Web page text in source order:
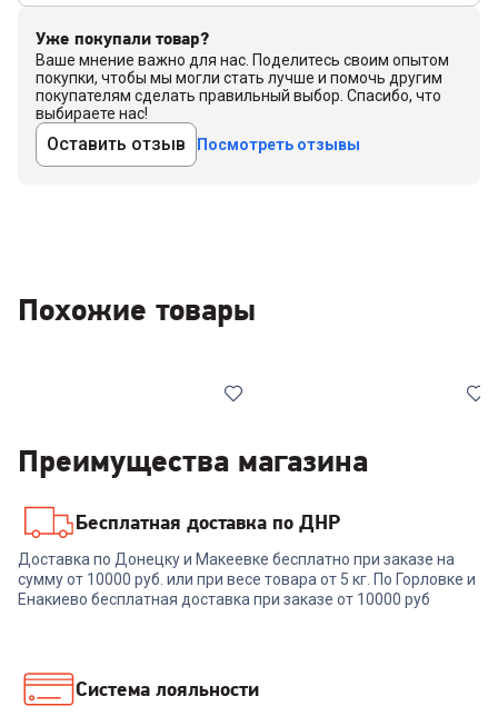
Уже покупали товар?
Ваше мнение важно для нас. Поделитесь своим опытом
покупки, чтобы мы могли стать лучше и помочь другим
покупателям сделать правильный выбор. Спасибо, что
выбираете нас!
Оставить отзыв Посмотреть отзывы
Похожие товары
Смартфон XIAOMI Redmi Note
15 Pro 12/256GB Black
27 999₽
00-00014488
Смартфон XIAOMI Redmi Note
15 Pro 5G 8/256GB Black
Преимущества магазина
Бесплатная доставка по ДНР
Доставка по Донецку и Макеевке бесплатно при заказе на
сумму от 10000 руб. или при весе товара от 5 кг. По Горловке и
Енакиево бесплатная доставка при заказе от 10000 руб
Система лояльности